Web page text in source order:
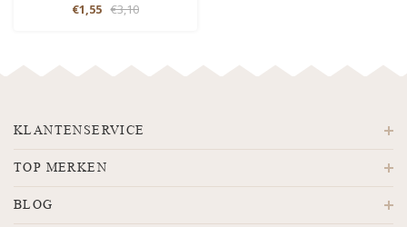
€1,55 €3,10
KLANTENSERVICE
TOP MERKEN
BLOG